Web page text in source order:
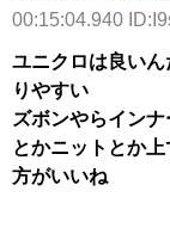
00:15:04.940
ユニクロは良い
りやすい
ズボンやらイン
とかニットとか
方がいいね